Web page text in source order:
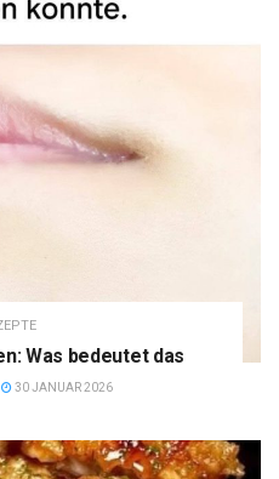
Was bedeutet das
30 JANUAR 2026